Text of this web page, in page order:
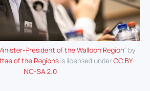
President of the Walloon Region" by
of the Regionsis licensed underCC BY-
NC-SA 2.0